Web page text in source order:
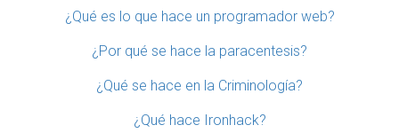
¿Qué es lo que hace un programador web?
¿Por qué se hace la paracentesis?
¿Qué se hace en la Criminología?
¿Qué hace Ironhack?